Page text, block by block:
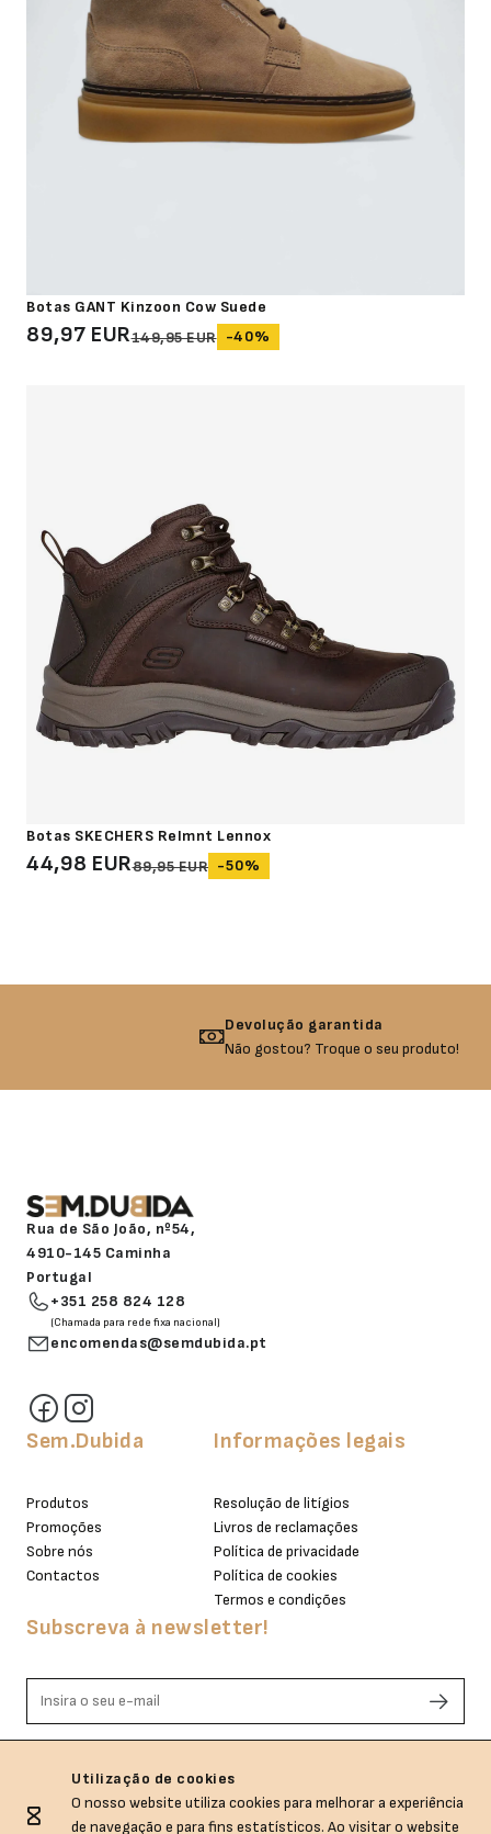
Botas GANT Kinzoon Cow Suede
89,97 EUR149,95 EUR -40%
Botas SKECHERS Relmnt Lennox
44,98 EUR89,95 EUR -50%
Devolução garantida
Não gostou? Troque o seu produto!
Rua de São João, nº54,
4910-145 Caminha
Portugal
+351 258 824 128
(Chamada para rede fixa nacional)
encomendas@semdubida.pt
Sem.Dubida
Produtos
Promoções
Sobre nós
Contactos
Informações legais
Resolução de litígios
Livros de reclamações
Política de privacidade
Política de cookies
Termos e condições
Subscreva à newsletter!
Utilização de cookies
O nosso website utiliza cookies para melhorar a experiência
de navegação e para fins estatísticos. Ao visitar o website